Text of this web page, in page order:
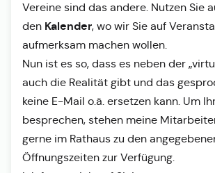
Vereine sind das andere. Nutzen Sie
den Kalender, wo wir Sie auf
aufmerksam machen wollen.
Nun ist es so, dass es neben der
auch die Realität gibt und das
keine E-Mail o.ä. ersetzen kann. Um
besprechen, stehen meine
gerne im Rathaus zu den
Öffnungszeiten zur Verfügung.